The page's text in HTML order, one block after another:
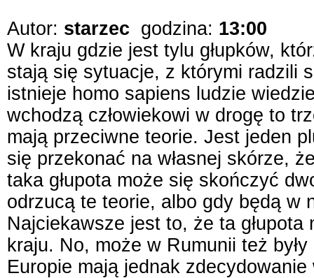
Autor: starzec godzina: 13:00
W kraju gdzie jest tylu głupków,
stają się sytuacje, z którymi radzili
istnieje homo sapiens ludzie
wchodzą człowiekowi w drogę to
mają przeciwne teorie. Jest jeden
się przekonać na własnej skórze,
taka głupota może się skończyć
odrzucą te teorie, albo gdy będą w
Najciekawsze jest to, że ta
kraju. No, może w Rumunii też
Europie mają jednak